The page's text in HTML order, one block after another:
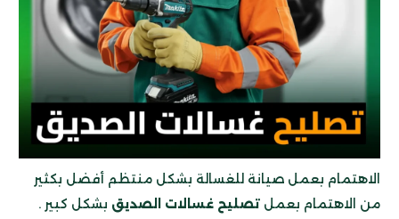
الاهتمام بعمل صيانة للغسالة بشكل منتظم أفضل بكثير
من الاهتمام بعمل تصليح غسالات الصديق بشكل كبير .